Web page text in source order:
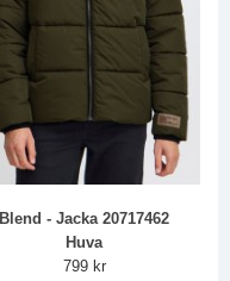
Blend - Jacka 20717462
Huva
799 kr